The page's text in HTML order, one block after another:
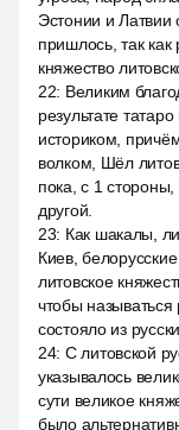
Эстонии и Латвии
пришлось, так как
княжество
22: Великим
результате
историком,
волком, Шёл
пока, с 1
другой.
23: Как шакалы,
Киев,
литовское
чтобы называться
состояло из
24: С литовской
указывалось
сути великое
было